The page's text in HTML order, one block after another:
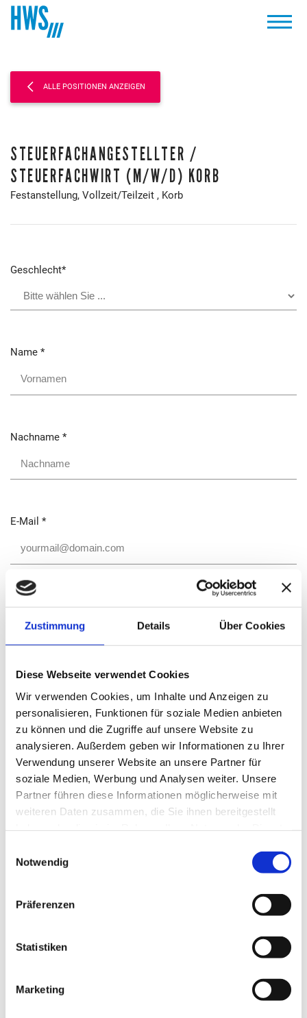
Zustimmung Details Über Cookies
Diese Webseite verwendet Cookies
Wir verwenden Cookies, um Inhalte und Anzeigen zu
personalisieren, Funktionen für soziale Medien anbieten
zu können und die Zugriffe auf unsere Website zu
analysieren. Außerdem geben wir Informationen zu Ihrer
Verwendung unserer Website an unsere Partner für
soziale Medien, Werbung und Analysen weiter. Unsere
Partner führen diese Informationen möglicherweise mit
weiteren Daten zusammen, die Sie ihnen bereitgestellt
Notwendig
Präferenzen
Statistiken
Marketing
ALLE POSITIONEN ANZEIGEN
STEUERFACHANGESTELLTER /
STEUERFACHWIRT (M/W/D) KORB
Festanstellung, Vollzeit/Teilzeit , Korb
Geschlecht*
Name *
Nachname *
E-Mail *
Telefon*
Erhältlich bei
Erwartetes Gehalt
Dokumente
kurzes Anschreiben hoch (insgesamt max. 20 MB).